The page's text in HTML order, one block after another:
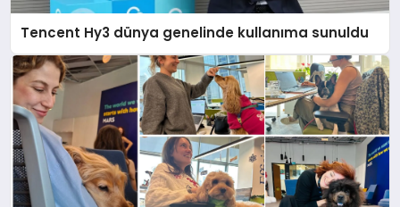
Tencent Hy3 dünya genelinde kullanıma sunuldu